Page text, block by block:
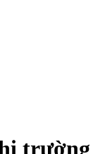
trường